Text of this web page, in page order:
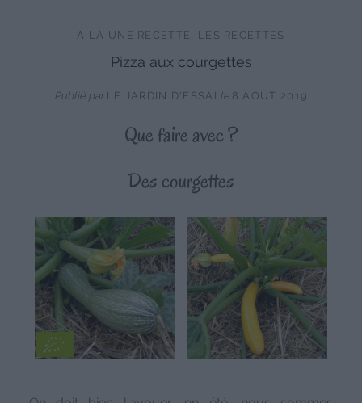
A LA UNE RECETTE LES RECETTES
Pizza aux courgettes
Publié par LE JARDIN D'ESSAI le 8 AOÛT 2019
Que faire avec ?
Des courgettes